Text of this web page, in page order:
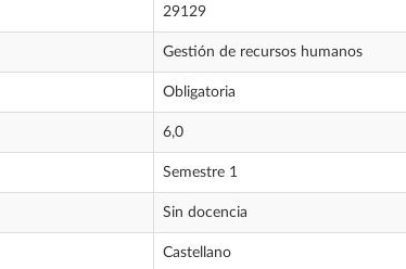
29129
Gestión de recursos humanos
Obligatoria
6,0
Semestre 1
Sin docencia
Castellano